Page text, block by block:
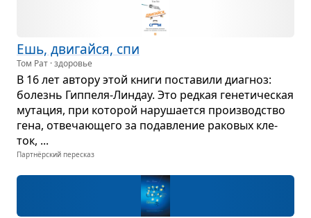
Ешь, дви­гайся, спи
Том Рат · здоровье
В 16 лет автору этой книги поста­вили диа­гноз:
болезнь Гип­пеля-Лин­дау. Это ред­кая гене­ти­че­ская
мута­ция, при кото­рой нару­ша­ется про­из­вод­ство
гена, отве­ча­ю­щего за подав­ле­ние рако­вых кле­
ток, ...
Партнёрский пересказ